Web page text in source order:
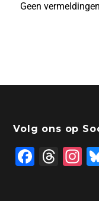
Geen
Volg ons op
F
T
In